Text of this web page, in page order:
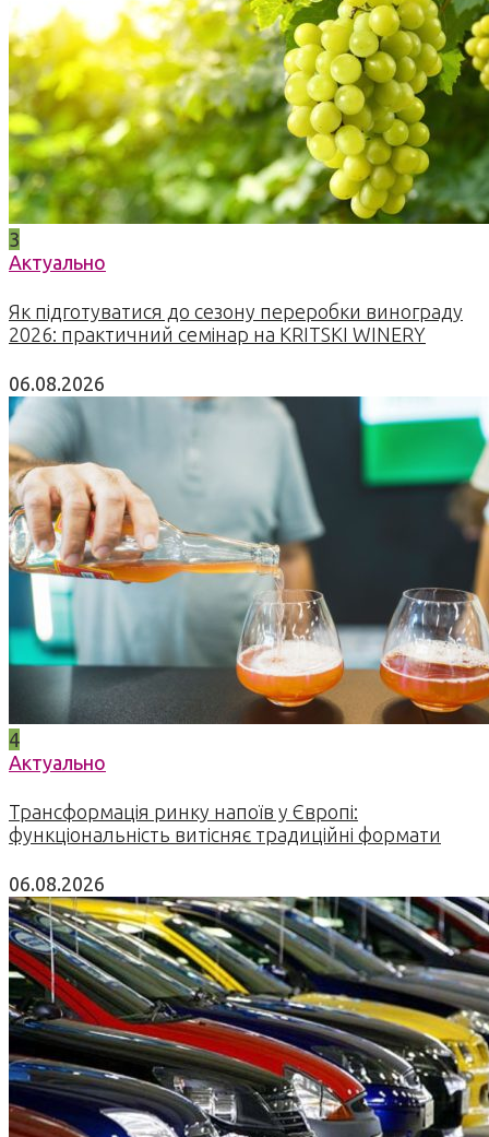
3
Актуально
Як підготуватися до сезону переробки винограду
2026: практичний семінар на KRITSKI WINERY
06.08.2026
4
Актуально
Трансформація ринку напоїв у Європі:
функціональність витісняє традиційні формати
06.08.2026